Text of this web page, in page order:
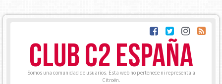
CLUB C2 ESPAÑA
Somos una comunidad de usuarios. Esta web no pertenece ni representa a
Citroën.